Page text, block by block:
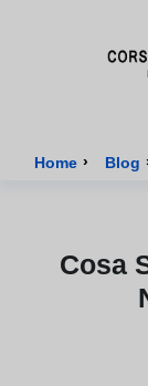
Home › Blog
Cosa